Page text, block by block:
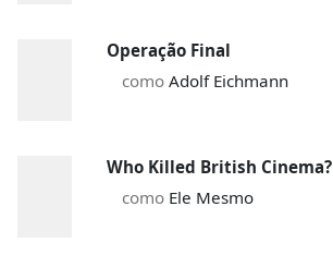
Operação Final
como Adolf Eichmann
Who Killed British Cinema?
como Ele Mesmo